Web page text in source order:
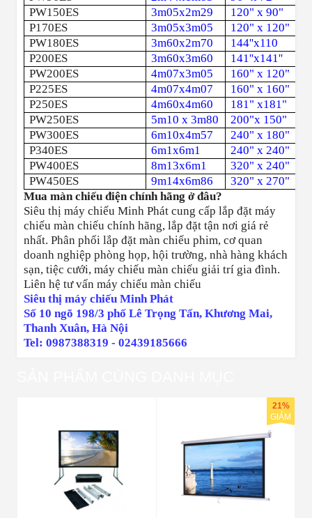
PW150ES
3m05x2m29
120" x 90"
P170ES
3m05x3m05
120" x 120"
PW180ES
3m60x2m70
144''x110
P200ES
3m60x3m60
141''x141''
PW200ES
4m07x3m05
160" x 120"
P225ES
4m07x4m07
160" x 160"
P250ES
4m60x4m60
181" x181"
PW250ES
5m10 x 3m80
200"x 150"
PW300ES
6m10x4m57
240" x 180"
P340ES
6m1x6m1
240" x 240"
PW400ES
8m13x6m1
320" x 240"
PW450ES
9m14x6m86
320" x 270"
Mua màn chiếu điện chính hãng ở đâu?
Siêu thị máy chiếu Minh Phát cung cấp lắp đặt máy
chiếu màn chiếu chính hãng, lắp đặt tận nơi giá rẻ
nhất. Phân phối lắp đặt màn chiếu phim, cơ quan
doanh nghiệp phòng họp, hội trường, nhà hàng khách
sạn, tiệc cưới, máy chiếu màn chiếu giải trí gia đình.
Liên hệ tư vấn máy chiếu màn chiếu
Siêu thị máy chiếu Minh Phát
Số 10 ngõ 198/3 phố Lê Trọng Tấn, Khương Mai,
Thanh Xuân, Hà Nội
Tel: 0987388319 - 02439185666
21%
GIẢM